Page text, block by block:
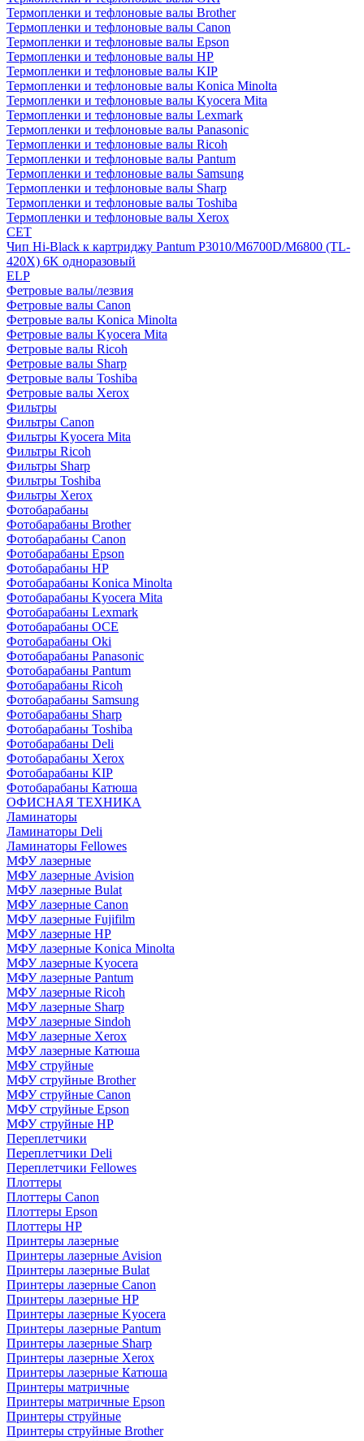
Термопленки и тефлоновые валы Brother
Термопленки и тефлоновые валы Canon
Термопленки и тефлоновые валы Epson
Термопленки и тефлоновые валы HP
Термопленки и тефлоновые валы KIP
Термопленки и тефлоновые валы Konica Minolta
Термопленки и тефлоновые валы Kyocera Mita
Термопленки и тефлоновые валы Lexmark
Термопленки и тефлоновые валы Panasonic
Термопленки и тефлоновые валы Ricoh
Термопленки и тефлоновые валы Pantum
Термопленки и тефлоновые валы Samsung
Термопленки и тефлоновые валы Sharp
Термопленки и тефлоновые валы Toshiba
Термопленки и тефлоновые валы Xerox
CET
Чип Hi-Black к картриджу Pantum P3010/M6700D/M6800 (TL-
420X) 6K одноразовый
ELP
Фетровые валы/лезвия
Фетровые валы Canon
Фетровые валы Konica Minolta
Фетровые валы Kyocera Mita
Фетровые валы Ricoh
Фетровые валы Sharp
Фетровые валы Toshiba
Фетровые валы Xerox
Фильтры
Фильтры Canon
Фильтры Kyocera Mita
Фильтры Ricoh
Фильтры Sharp
Фильтры Toshiba
Фильтры Xerox
Фотобарабаны
Фотобарабаны Brother
Фотобарабаны Canon
Фотобарабаны Epson
Фотобарабаны HP
Фотобарабаны Konica Minolta
Фотобарабаны Kyocera Mita
Фотобарабаны Lexmark
Фотобарабаны OCE
Фотобарабаны Oki
Фотобарабаны Panasonic
Фотобарабаны Pantum
Фотобарабаны Ricoh
Фотобарабаны Samsung
Фотобарабаны Sharp
Фотобарабаны Toshiba
Фотобарабаны Deli
Фотобарабаны Xerox
Фотобарабаны KIP
Фотобарабаны Катюша
ОФИСНАЯ ТЕХНИКА
Ламинаторы
Ламинаторы Deli
Ламинаторы Fellowes
МФУ лазерные
МФУ лазерные Avision
МФУ лазерные Bulat
МФУ лазерные Canon
МФУ лазерные Fujifilm
МФУ лазерные HP
МФУ лазерные Konica Minolta
МФУ лазерные Kyocera
МФУ лазерные Pantum
МФУ лазерные Ricoh
МФУ лазерные Sharp
МФУ лазерные Sindoh
МФУ лазерные Xerox
МФУ лазерные Катюша
МФУ струйные
МФУ струйные Brother
МФУ струйные Canon
МФУ струйные Epson
МФУ струйные HP
Переплетчики
Переплетчики Deli
Переплетчики Fellowes
Плоттеры
Плоттеры Canon
Плоттеры Epson
Плоттеры HP
Принтеры лазерные
Принтеры лазерные Avision
Принтеры лазерные Bulat
Принтеры лазерные Canon
Принтеры лазерные HP
Принтеры лазерные Kyocera
Принтеры лазерные Pantum
Принтеры лазерные Sharp
Принтеры лазерные Xerox
Принтеры лазерные Катюша
Принтеры матричные
Принтеры матричные Epson
Принтеры струйные
Принтеры струйные Brother